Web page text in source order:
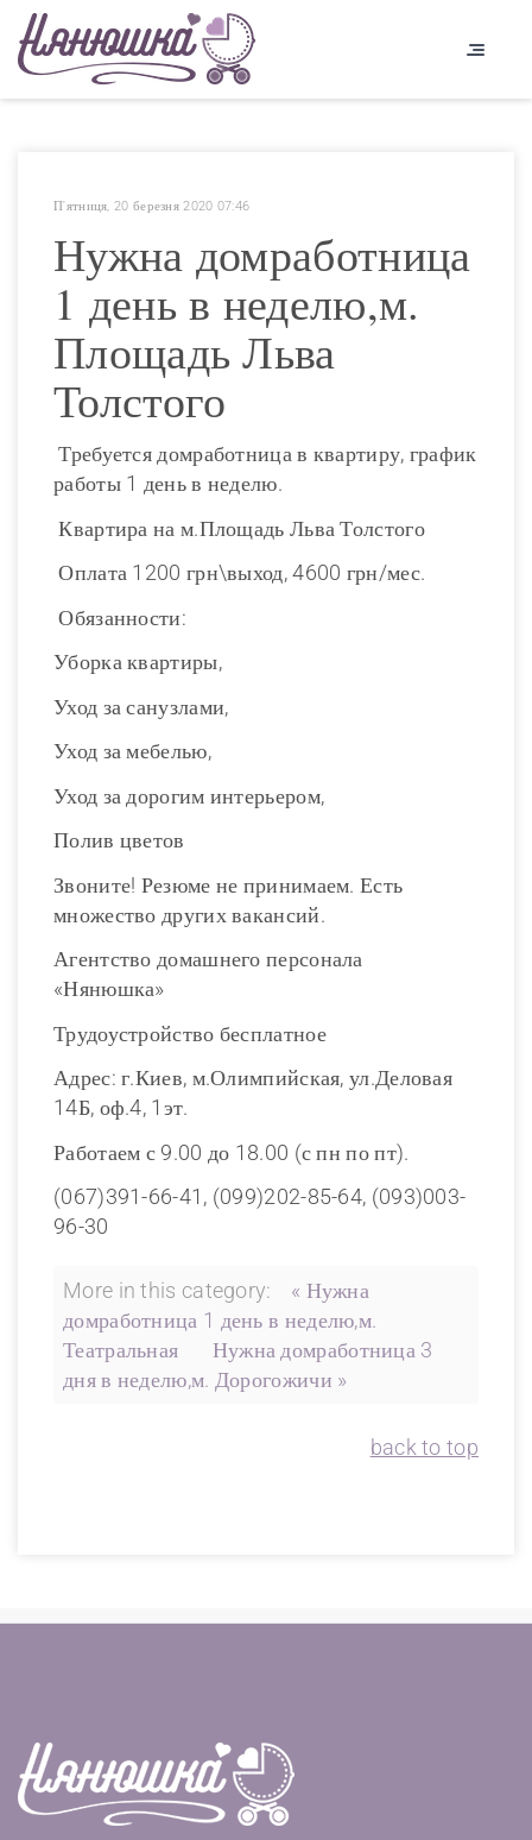
П'ятниця, 20 березня 2020 07:46
Нужна домработница
1 день в неделю,м.
Площадь Льва
Толстого
Требуется домработница в квартиру, график
работы 1 день в неделю.
Квартира на м.Площадь Льва Толстого
Оплата 1200 грн\выход, 4600 грн/мес.
Обязанности:
Уборка квартиры,
Уход за санузлами,
Уход за мебелью,
Уход за дорогим интерьером,
Полив цветов
Звоните! Резюме не принимаем. Есть
множество других вакансий.
Агентство домашнего персонала
«Нянюшка»
Трудоустройство бесплатное
Адрес: г.Киев, м.Олимпийская, ул.Деловая
14Б, оф.4, 1эт.
Работаем с 9.00 до 18.00 (с пн по пт).
(067)391-66-41, (099)202-85-64, (093)003-
96-30
More in this category:
« Нужна
домработница 1 день в неделю,м.
Театральная
Нужна домработница 3
дня в неделю,м. Дорогожичи »
back to top